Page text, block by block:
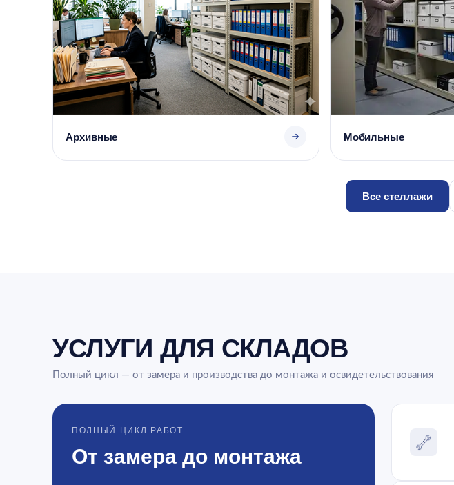
Архивные Мобильные
Все стеллажи
УСЛУГИ ДЛЯ СКЛАДОВ
Полный цикл — от замера и производства до монтажа и освидетельствования
ПОЛНЫЙ ЦИКЛ РАБОТ
От замера до монтажа